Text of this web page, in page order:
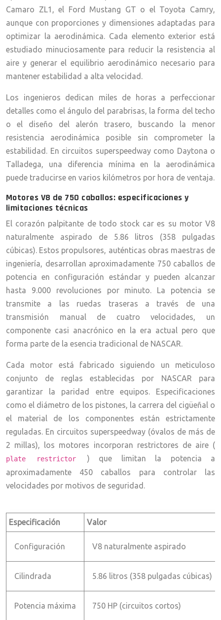
Camaro ZL1, el Ford Mustang GT o el Toyota Camry,
aunque con proporciones y dimensiones adaptadas para
optimizar la aerodinámica. Cada elemento exterior está
estudiado minuciosamente para reducir la resistencia al
aire y generar el equilibrio aerodinámico necesario para
mantener estabilidad a alta velocidad.
Los ingenieros dedican miles de horas a perfeccionar
detalles como el ángulo del parabrisas, la forma del techo
o el diseño del alerón trasero, buscando la menor
resistencia aerodinámica posible sin comprometer la
estabilidad. En circuitos superspeedway como Daytona o
Talladega, una diferencia mínima en la aerodinámica
puede traducirse en varios kilómetros por hora de ventaja.
Motores V8 de 750 caballos: especificaciones y
limitaciones técnicas
El corazón palpitante de todo stock car es su motor V8
naturalmente aspirado de 5.86 litros (358 pulgadas
cúbicas). Estos propulsores, auténticas obras maestras de
ingeniería, desarrollan aproximadamente 750 caballos de
potencia en configuración estándar y pueden alcanzar
hasta 9.000 revoluciones por minuto. La potencia se
transmite a las ruedas traseras a través de una
transmisión manual de cuatro velocidades, un
componente casi anacrónico en la era actual pero que
forma parte de la esencia tradicional de NASCAR.
Cada motor está fabricado siguiendo un meticuloso
conjunto de reglas establecidas por NASCAR para
garantizar la paridad entre equipos. Especificaciones
como el diámetro de los pistones, la carrera del cigüeñal o
el material de los componentes están estrictamente
reguladas. En circuitos superspeedway (óvalos de más de
2 millas), los motores incorporan restrictores de aire (
plate restrictor ) que limitan la potencia a
aproximadamente 450 caballos para controlar las
velocidades por motivos de seguridad.
Especificación Valor
Configuración V8 naturalmente aspirado
Cilindrada 5.86 litros (358 pulgadas cúbicas)
Potencia máxima 750 HP (circuitos cortos)